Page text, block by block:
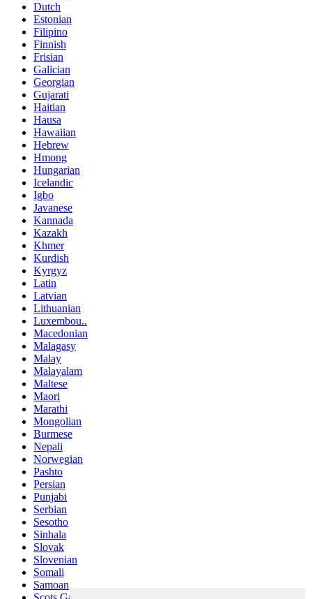
Dutch
Estonian
Filipino
Finnish
Frisian
Galician
Georgian
Gujarati
Haitian
Hausa
Hawaiian
Hebrew
Hmong
Hungarian
Icelandic
Igbo
Javanese
Kannada
Kazakh
Khmer
Kurdish
Kyrgyz
Latin
Latvian
Lithuanian
Luxembou..
Macedonian
Malagasy
Malay
Malayalam
Maltese
Maori
Marathi
Mongolian
Burmese
Nepali
Norwegian
Pashto
Persian
Punjabi
Serbian
Sesotho
Sinhala
Slovak
Slovenian
Somali
Samoan